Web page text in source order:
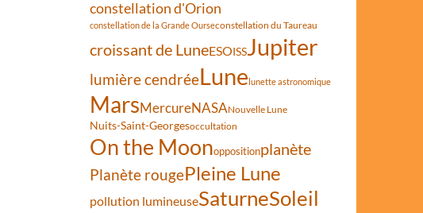
constellation d'Orion
constellation de la Grande Ourseconstellation du Taureau
croissant de LuneESOISSJupiter
lumière cendréeLunelunette astronomique
MarsMercureNASANouvelle Lune
Nuits-Saint-Georgesoccultation
On the Moonoppositionplanète
Planète rougePleine Lune
pollution lumineuseSaturneSoleil